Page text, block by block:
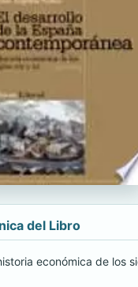
del Libro
económica de los